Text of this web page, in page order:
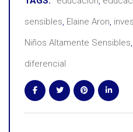
sensibles, Elaine Aron,
Niños Altamente Sensibles,
diferencial